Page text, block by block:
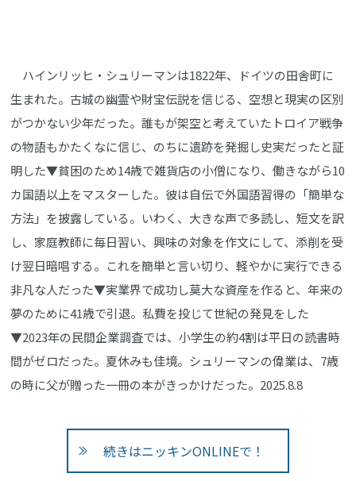
ハインリッヒ・シュリーマンは1822年、ドイツの田舎町に
生まれた。古城の幽霊や財宝伝説を信じる、空想と現実の区別
がつかない少年だった。誰もが架空と考えていたトロイア戦争
の物語もかたくなに信じ、のちに遺跡を発掘し史実だったと証
明した▼貧困のため14歳で雑貨店の小僧になり、働きながら10
カ国語以上をマスターした。彼は自伝で外国語習得の「簡単な
方法」を披露している。いわく、大きな声で多読し、短文を訳
し、家庭教師に毎日習い、興味の対象を作文にして、添削を受
け翌日暗唱する。これを簡単と言い切り、軽やかに実行できる
非凡な人だった▼実業界で成功し莫大な資産を作ると、年来の
夢のために41歳で引退。私費を投じて世紀の発見をした
▼2023年の民間企業調査では、小学生の約4割は平日の読書時
間がゼロだった。夏休みも佳境。シュリーマンの偉業は、7歳
の時に父が贈った一冊の本がきっかけだった。2025.8.8
続きはニッキンONLINEで！